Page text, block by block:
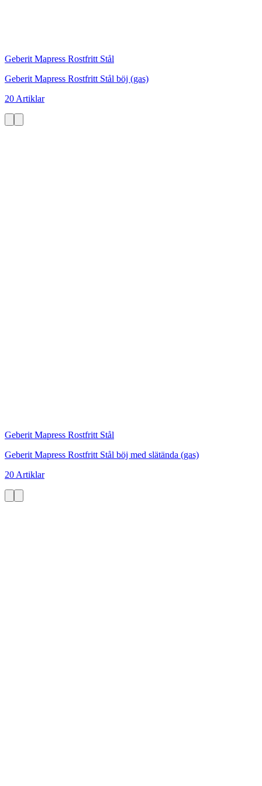
Geberit Mapress Rostfritt Stål
Geberit Mapress Rostfritt Stål böj (gas)
20 Artiklar
Geberit Mapress Rostfritt Stål
Geberit Mapress Rostfritt Stål böj med slätända (gas)
20 Artiklar